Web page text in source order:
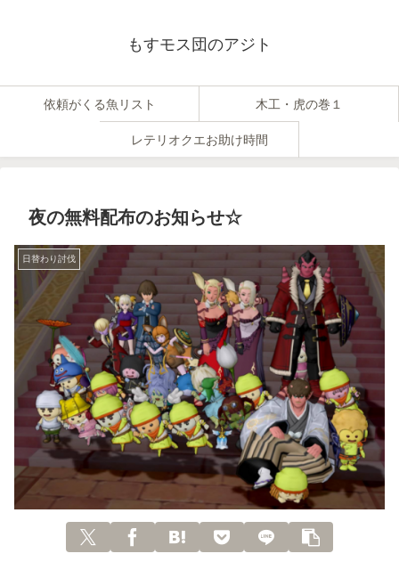
もすモス団のアジト
依頼がくる魚リスト 木工・虎の巻１
レテリオクエお助け時間
夜の無料配布のお知らせ☆
日替わり討伐